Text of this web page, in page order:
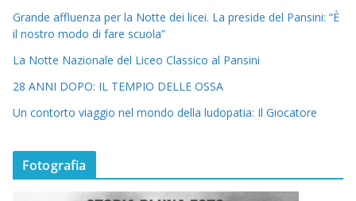
Grande affluenza per la Notte dei licei. La preside del Pansini: “È
il nostro modo di fare scuola”
La Notte Nazionale del Liceo Classico al Pansini
28 ANNI DOPO: IL TEMPIO DELLE OSSA
Un contorto viaggio nel mondo della ludopatia: Il Giocatore
Fotografia